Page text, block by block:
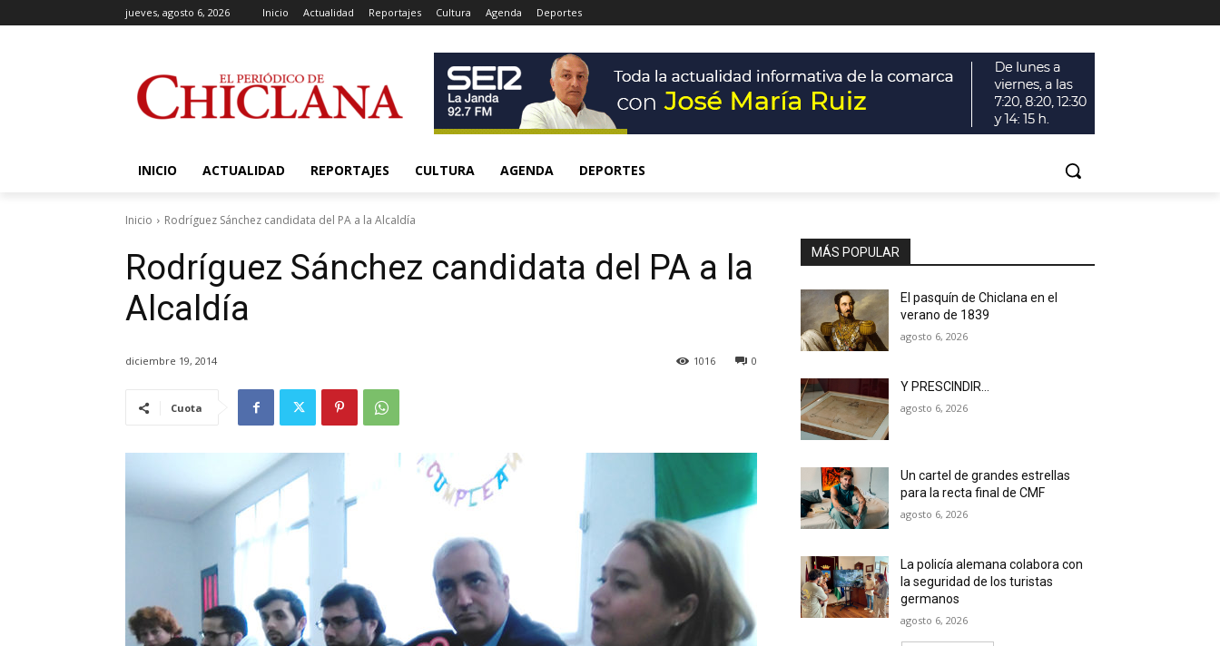
jueves, agosto 6, 2026 Inicio Actualidad Reportajes Cultura Agenda Deportes
INICIO ACTUALIDAD REPORTAJES CULTURA AGENDA DEPORTES
Inicio Rodríguez Sánchez candidata del PA a la Alcaldía
Rodríguez Sánchez candidata del PA a la
Alcaldía
diciembre 19, 2014 0
1016
Cuota
MÁS POPULAR
El pasquín de Chiclana en el
verano de 1839
agosto 6, 2026
Y PRESCINDIR…
agosto 6, 2026
Un cartel de grandes estrellas
para la recta final de CMF
agosto 6, 2026
La policía alemana colabora con
la seguridad de los turistas
germanos
agosto 6, 2026